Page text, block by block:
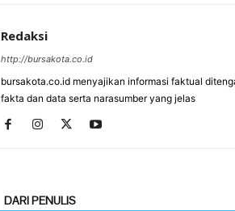
Redaksi
http://bursakota.co.id
bursakota.co.id menyajikan informasi faktual
fakta dan data serta narasumber yang jelas
DARI PENULIS